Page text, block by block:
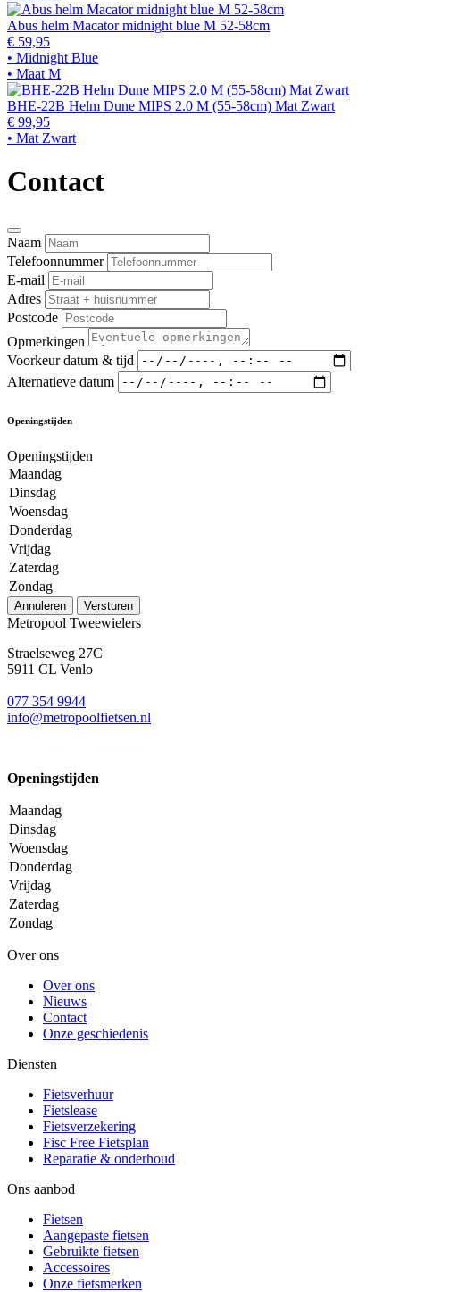
Abus helm Macator midnight blue M 52-58cm
€ 59,95
• Midnight Blue
• Maat M
BHE-22B Helm Dune MIPS 2.0 M (55-58cm) Mat Zwart
€ 99,95
• Mat Zwart
Contact
Naam
Telefoonnummer
E-mail
Adres
Postcode
Opmerkingen
Voorkeur datum & tijd
Alternatieve datum
Openingstijden
Openingstijden
Maandag
Dinsdag
Woensdag
Donderdag
Vrijdag
Zaterdag
Zondag
Annuleren Versturen
Metropool Tweewielers
Straelseweg 27C
5911 CL Venlo
077 354 9944
info@metropoolfietsen.nl
Openingstijden
Maandag
Dinsdag
Woensdag
Donderdag
Vrijdag
Zaterdag
Zondag
Over ons
Over ons
Nieuws
Contact
Onze geschiedenis
Diensten
Fietsverhuur
Fietslease
Fietsverzekering
Fisc Free Fietsplan
Reparatie & onderhoud
Ons aanbod
Fietsen
Aangepaste fietsen
Gebruikte fietsen
Accessoires
Onze fietsmerken